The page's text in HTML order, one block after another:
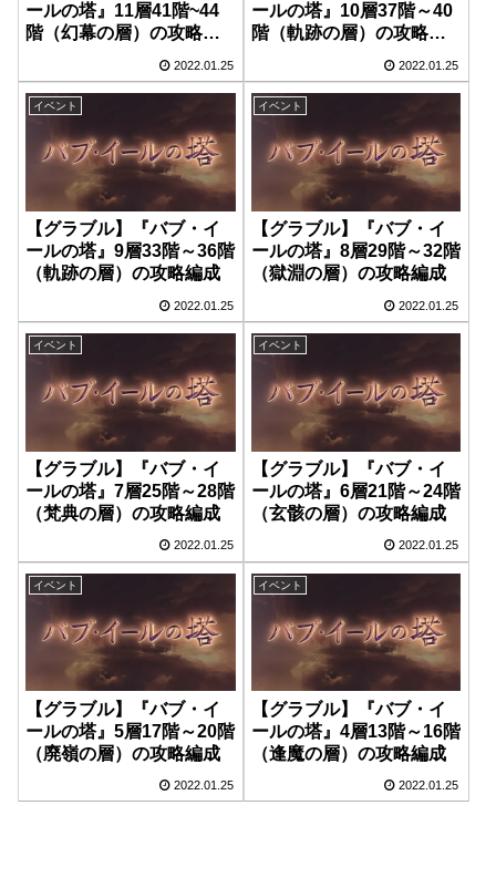
ールの塔』11層41階~44
階（幻幕の層）の攻略編
2022.01.25
ールの塔』10層37階～40
階（軌跡の層）の攻略編
2022.01.25
イベント
【グラブル】『バブ・イ
ールの塔』9層33階～36階
（軌跡の層）の攻略編成
2022.01.25
イベント
【グラブル】『バブ・イ
ールの塔』8層29階～32階
（獄淵の層）の攻略編成
2022.01.25
イベント
【グラブル】『バブ・イ
ールの塔』7層25階～28階
（梵典の層）の攻略編成
2022.01.25
イベント
【グラブル】『バブ・イ
ールの塔』6層21階～24階
（玄骸の層）の攻略編成
2022.01.25
イベント
【グラブル】『バブ・イ
ールの塔』5層17階～20階
（廃嶺の層）の攻略編成
2022.01.25
イベント
【グラブル】『バブ・イ
ールの塔』4層13階～16階
（逢魔の層）の攻略編成
2022.01.25